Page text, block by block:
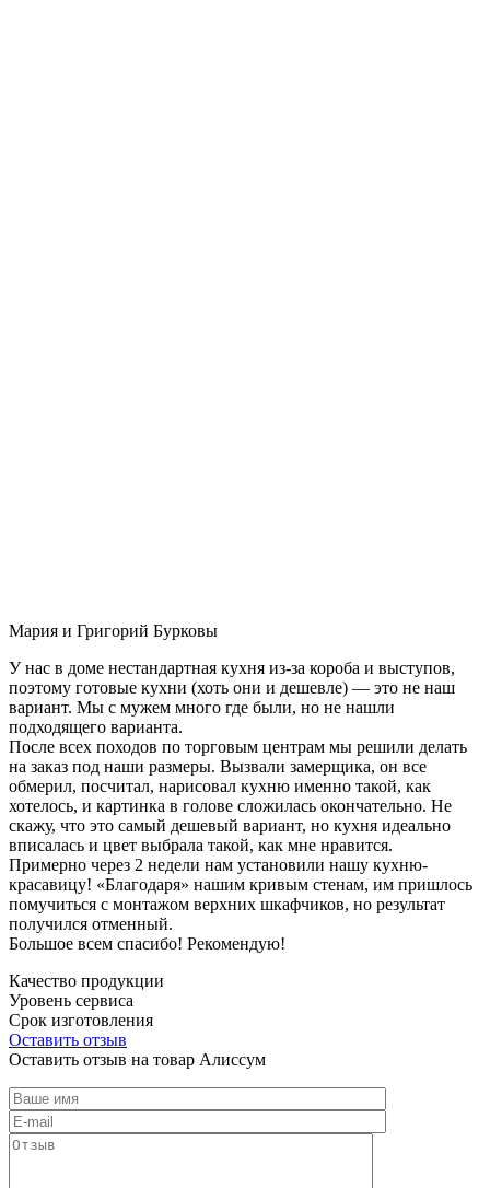
Мария и Григорий Бурковы
У нас в доме нестандартная кухня из-за короба и выступов,
поэтому готовые кухни (хоть они и дешевле) — это не наш
вариант. Мы с мужем много где были, но не нашли
подходящего варианта.
После всех походов по торговым центрам мы решили делать
на заказ под наши размеры. Вызвали замерщика, он все
обмерил, посчитал, нарисовал кухню именно такой, как
хотелось, и картинка в голове сложилась окончательно. Не
скажу, что это самый дешевый вариант, но кухня идеально
вписалась и цвет выбрала такой, как мне нравится.
Примерно через 2 недели нам установили нашу кухню-
красавицу! «Благодаря» нашим кривым стенам, им пришлось
помучиться с монтажом верхних шкафчиков, но результат
получился отменный.
Большое всем спасибо! Рекомендую!
Качество продукции
Уровень сервиса
Срок изготовления
Оставить отзыв
Оставить отзыв на товар Алиссум